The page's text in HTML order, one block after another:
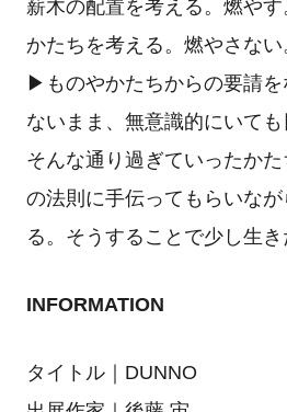
薪木の配置を考える。燃や
かたちを考える。燃やさない
▶︎ものやかたちからの要請を
ないまま、無意識的にいても
そんな通り過ぎていったか
の法則に手伝ってもらいな
る。そうすることで少し生き
INFORMATION
タイトル｜DUNNO